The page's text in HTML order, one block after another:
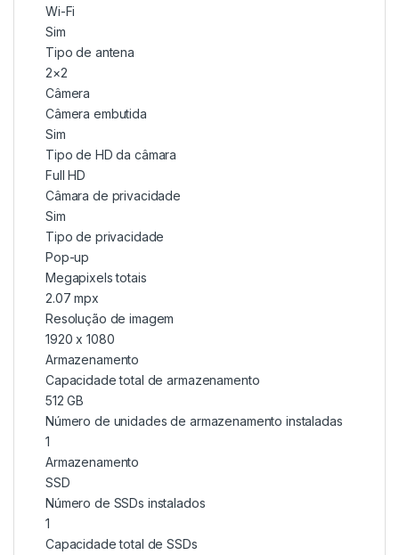
Wi-Fi
Sim
Tipo de antena
2×2
Câmera
Câmera embutida
Sim
Tipo de HD da câmara
Full HD
Câmara de privacidade
Sim
Tipo de privacidade
Pop-up
Megapixels totais
2.07 mpx
Resolução de imagem
1920 x 1080
Armazenamento
Capacidade total de armazenamento
512 GB
Número de unidades de armazenamento instaladas
1
Armazenamento
SSD
Número de SSDs instalados
1
Capacidade total de SSDs